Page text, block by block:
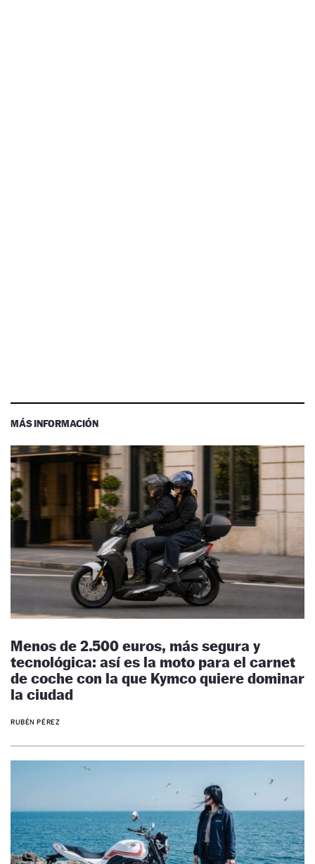
MÁS INFORMACIÓN
Menos de 2.500 euros, más segura y
tecnológica: así es la moto para el carnet
de coche con la que Kymco quiere dominar
la ciudad
RUBÉN PÉREZ